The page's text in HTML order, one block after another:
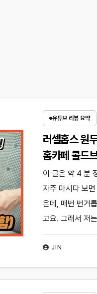
유튜브 리뷰 요약
러셀홉스 원
홈카페 콜드
JIN
이 글은 약 4 분
자주 마시다 보
은데, 매번 번거
고요. 그래서 저